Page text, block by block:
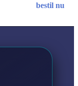
bestil nu